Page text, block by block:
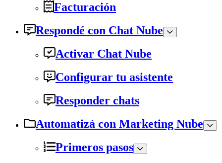
Facturación
Respondé con Chat Nube
Activar Chat Nube
Configurar tu asistente
Responder chats
Automatizá con Marketing Nube
Primeros pasos